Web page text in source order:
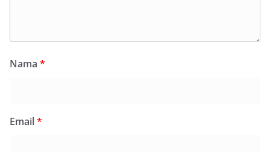
Nama *
Email*